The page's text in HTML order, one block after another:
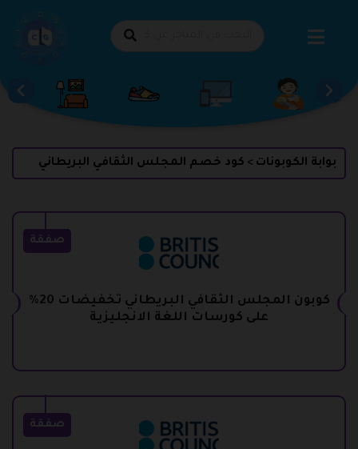
بوابة الكوبونات > كود خصم المجلس الثقافي البريطاني
صفقة
كوبون المجلس الثقافي البريطاني تخفيضات 20%
على كورسات اللغة الانجليزية
صفقة